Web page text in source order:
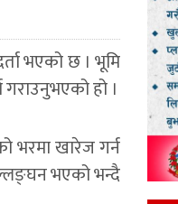
भएको छ । भूमि
हो ।
भरमा खारेज गर्न
भएको भन्दै